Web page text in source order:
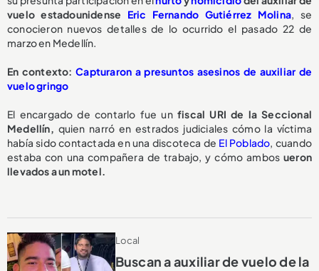
vuelo estadounidense Eric Fernando Gutiérrez Molina, se
conocieron nuevos detalles de lo ocurrido el pasado 22 de
marzo en Medellín.
En contexto: Capturaron a presuntos asesinos de auxiliar de
vuelo gringo
El encargado de contarlo fue unfiscal URI de la Seccional
Medellín, quien narró en estrados judiciales cómo la víctima
había sido contactada en una discoteca de El Poblado, cuando
estaba con una compañera de trabajo, y cómo ambos ueron
llevados a un motel.
Local
Buscan a auxiliar de vuelo de la